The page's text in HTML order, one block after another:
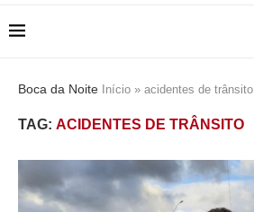
Boca da Noite Início » acidentes de trânsito
TAG: ACIDENTES DE TRÂNSITO